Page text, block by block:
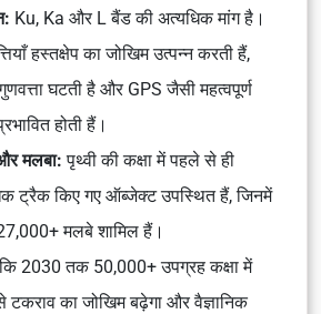
Ku, Ka और L बैंड की अत्यधिक मांग है।
हस्तक्षेप का जोखिम उत्पन्न करती हैं,
घटती है और GPS जैसी महत्वपूर्ण
होती हैं।
मलबा:पृथ्वी की कक्षा में पहले से ही
ट्रैक किए गए ऑब्जेक्ट उपस्थित हैं, जिनमें
मलबे शामिल हैं।
2030 तक 50,000+ उपग्रह कक्षा में
टकराव का जोखिम बढ़ेगा और वैज्ञानिक